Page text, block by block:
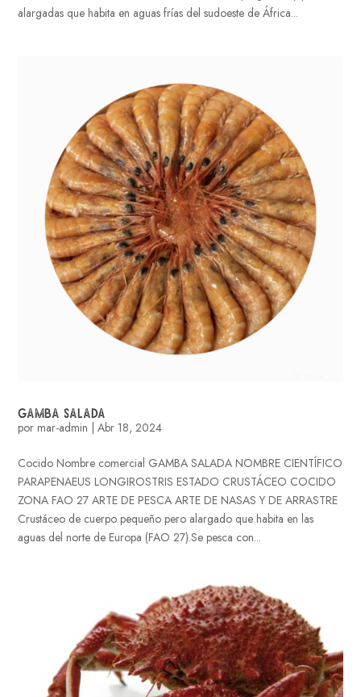
alargadas que habita en aguas frías del sudoeste de África...
GAMBA SALADA
pormar-admin |Abr 18, 2024
Cocido Nombre comercial GAMBA SALADA NOMBRE CIENTÍFICO
PARAPENAEUS LONGIROSTRIS ESTADO CRUSTÁCEO COCIDO
ZONA FAO 27 ARTE DE PESCA ARTE DE NASAS Y DE ARRASTRE
Crustáceo de cuerpo pequeño pero alargado que habita en las
aguas del norte de Europa (FAO 27).Se pesca con...